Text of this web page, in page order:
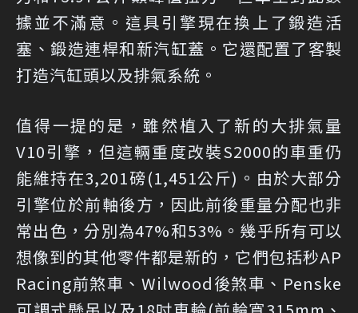
據並不滿意。這具引擎現在換上了鍛造活
塞、鍛造連桿和新汽缸蓋。它還配置了客製
打造汽缸頭以及排氣系統。
值得一提的是，雖然植入了新的大排氣量
V10引擎，但這輛重度改裝S2000的車重仍
能維持在3,201磅(1,451公斤)。由於大部分
引擎位於前軸後方，因此前後重量分配也非
常出色，分別為47%和53%。幾乎所有可以
想像到的其他零件都是新的，它們包括秒AP
Racing前煞車、Wilwood後煞車、Penske